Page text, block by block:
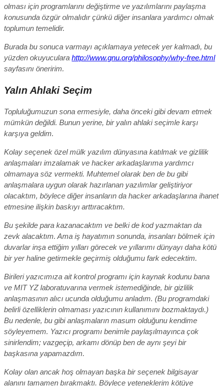
olması için programlarını değiştirme ve yazılımlarını paylaşma
konusunda özgür olmalıdır çünkü diğer insanlara yardımcı olmak
toplumun temelidir.
Burada bu sonuca varmayı açıklamaya yetecek yer kalmadı, bu
yüzden okuyuculara http://www.gnu.org/philosophy/why-free.html
sayfasını öneririm.
Yalın Ahlaki Seçim
Topluluğumuzun sona ermesiyle, daha önceki gibi devam etmek
mümkün değildi. Bunun yerine, bir yalın ahlaki seçimle karşı
karşıya geldim.
Kolay seçenek özel mülk yazılım dünyasına katılmak ve gizlilik
anlaşmaları imzalamak ve hacker arkadaşlarıma yardımcı
olmamaya söz vermekti. Muhtemel olarak ben de bu gibi
anlaşmalara uygun olarak hazırlanan yazılımlar geliştiriyor
olacaktım, böylece diğer insanların da hacker arkadaşlarına ihanet
etmesine ilişkin baskıyı arttıracaktım.
Bu şekilde para kazanacaktım ve belki de kod yazmaktan da
zevk alacaktım. Ama iş hayatımın sonunda, insanları bölmek için
duvarlar inşa ettiğim yılları görecek ve yıllarımı dünyayı daha kötü
bir yer haline getirmekle geçirmiş olduğumu fark edecektim.
Birileri yazıcımıza ait kontrol programı için kaynak kodunu bana
ve MIT YZ laboratuvarına vermek istemediğinde, bir gizlilik
anlaşmasının alıcı ucunda olduğumu anladım. (Bu programdaki
belirli özelliklerin olmaması yazıcının kullanımını bozmaktaydı.)
Bu nedenle, bu gibi anlaşmaların masum olduğunu kendime
söyleyemem. Yazıcı programı benimle paylaşılmayınca çok
sinirlendim; vazgeçip, arkamı dönüp ben de aynı şeyi bir
başkasına yapamazdım.
Kolay olan ancak hoş olmayan başka bir seçenek bilgisayar
alanını tamamen bırakmaktı. Böylece yeteneklerim kötüye